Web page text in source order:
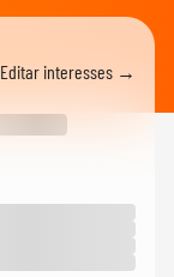
Editar interesses →